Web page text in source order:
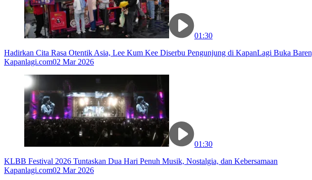
01:30
Hadirkan Cita Rasa Otentik Asia, Lee Kum Kee Diserbu Pengunjung di KapanLagi Buka
Kapanlagi.com02 Mar 2026
01:30
KLBB Festival 2026 Tuntaskan Dua Hari Penuh Musik, Nostalgia, dan Kebersamaan
Kapanlagi.com02 Mar 2026